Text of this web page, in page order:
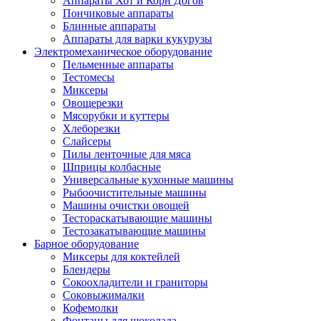
Пончиковые аппараты
Блинные аппараты
Аппараты для варки кукурузы
Электромеханическое оборудование
Пельменные аппараты
Тестомесы
Миксеры
Овощерезки
Мясорубки и куттеры
Хлеборезки
Слайсеры
Пилы ленточные для мяса
Шприцы колбасные
Универсальные кухонные машины
Рыбоочистительные машины
Машины очистки овощей
Тестораскатывающие машины
Тестозакатывающие машины
Барное оборудование
Миксеры для коктейлей
Блендеры
Сокоохладители и граниторы
Соковыжималки
Кофемолки